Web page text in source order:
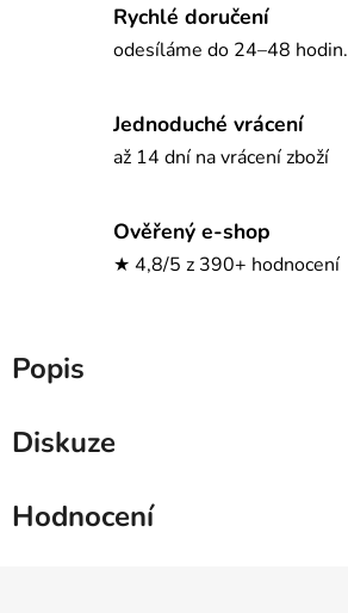
Rychlé doručení
odesíláme do 24–48 hodin.
Jednoduché vrácení
až 14 dní na vrácení zboží
Ověřený e-shop
★ 4,8/5 z 390+ hodnocení
Popis
Diskuze
Hodnocení